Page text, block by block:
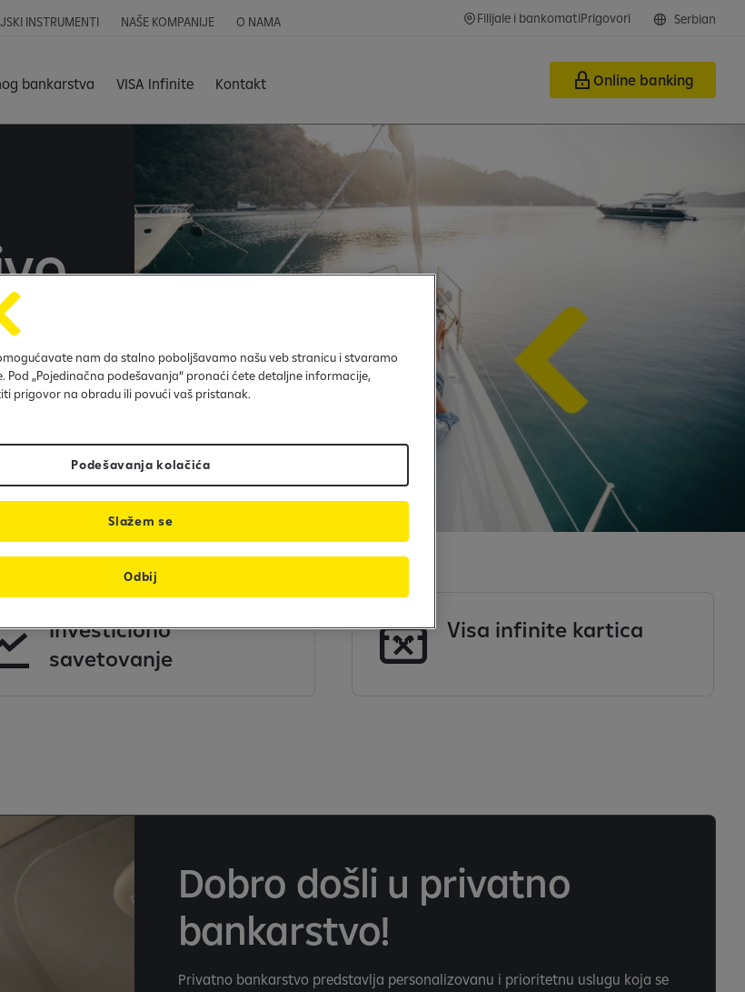
INSTRUMENTI NAŠE KOMPANIJE O NAMA Filijale i bankomatiPrigovori Serbian
bankarstva VISA Infinite Kontakt Online banking
Investiciono
savetovanje
Visa infinite kartica
Dobro došli u privatno
bankarstvo!
Privatno bankarstvo predstavlja personalizovanu i prioritetnu uslugu koja se
nam da stalno poboljšavamo našu veb stranicu i stvaramo
Pod „Pojedinačna podešavanja“ pronaći ćete detaljne informacije,
prigovor na obradu ili povući vaš pristanak.
Podešavanja kolačića
Odbij
Slažem se